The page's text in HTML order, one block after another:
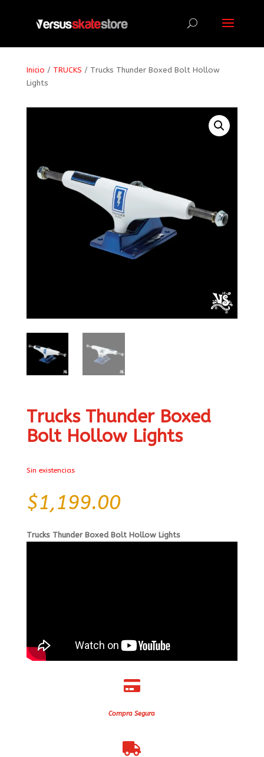
Inicio / TRUCKS / Trucks Thunder Boxed Bolt Hollow
Lights
Trucks Thunder Boxed
Bolt Hollow Lights
Sin existencias
$1,199.00
Trucks Thunder Boxed Bolt Hollow Lights

Compra Segura
